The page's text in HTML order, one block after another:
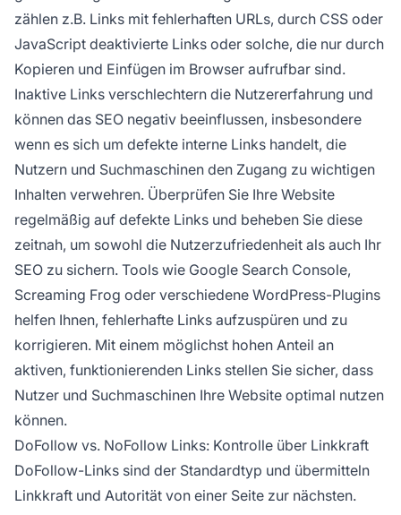
zählen z.B. Links mit fehlerhaften URLs, durch CSS oder
JavaScript deaktivierte Links oder solche, die nur durch
Kopieren und Einfügen im Browser aufrufbar sind.
Inaktive Links verschlechtern die Nutzererfahrung und
können das SEO negativ beeinflussen, insbesondere
wenn es sich um defekte interne Links handelt, die
Nutzern und Suchmaschinen den Zugang zu wichtigen
Inhalten verwehren. Überprüfen Sie Ihre Website
regelmäßig auf defekte Links und beheben Sie diese
zeitnah, um sowohl die Nutzerzufriedenheit als auch Ihr
SEO zu sichern. Tools wie Google Search Console,
Screaming Frog oder verschiedene WordPress-Plugins
helfen Ihnen, fehlerhafte Links aufzuspüren und zu
korrigieren. Mit einem möglichst hohen Anteil an
aktiven, funktionierenden Links stellen Sie sicher, dass
Nutzer und Suchmaschinen Ihre Website optimal nutzen
können.
DoFollow vs. NoFollow Links: Kontrolle über Linkkraft
DoFollow-Links sind der Standardtyp und übermitteln
Linkkraft und Autorität von einer Seite zur nächsten.